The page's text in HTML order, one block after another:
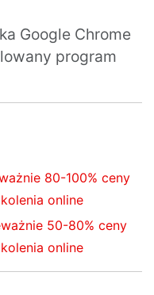
Google Chrome
program
80-100% ceny
online
50-80% ceny
online